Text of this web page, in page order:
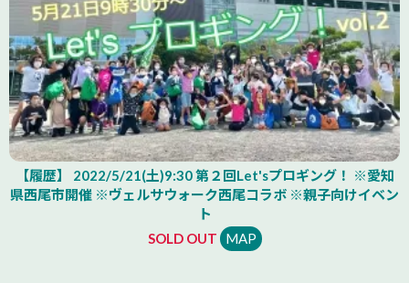
【履歴】 2022/5/21(土)9:30 第２回Let'sプロギング！ ※愛知
県西尾市開催 ※ヴェルサウォーク西尾コラボ ※親子向けイベン
ト
SOLD OUT
MAP